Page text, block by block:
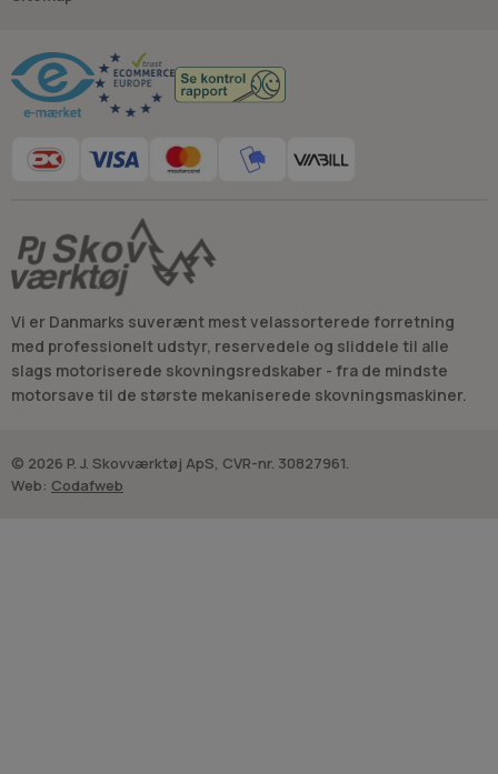
Vi er Danmarks suverænt mest velassorterede forretning
med professionelt udstyr, reservedele og sliddele til alle
slags motoriserede skovningsredskaber - fra de mindste
motorsave til de største mekaniserede skovningsmaskiner.
© 2026 P. J. Skovværktøj ApS, CVR-nr. 30827961.
Web: Codafweb